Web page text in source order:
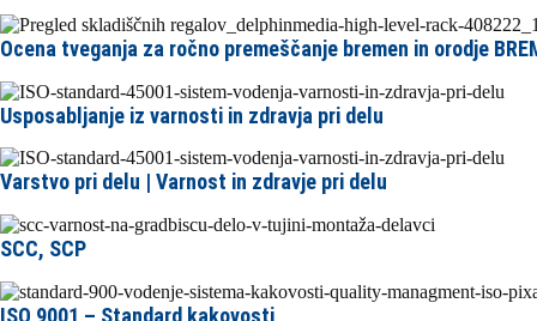
Ocena tveganja za ročno premeščanje bremen in orodje
Usposabljanje iz varnosti in zdravja pri delu
Varstvo pri delu | Varnost in zdravje pri delu
SCC, SCP
ISO 9001 – Standard kakovosti